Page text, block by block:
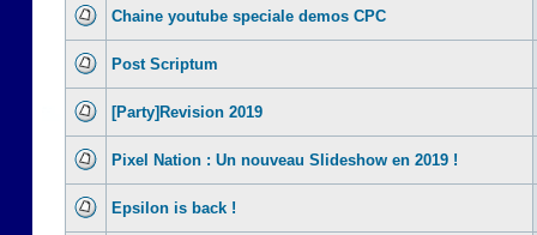
Chaine youtube speciale demos CPC
Post Scriptum
[Party]Revision 2019
Pixel Nation : Un nouveau Slideshow en 2019 !
Epsilon is back !